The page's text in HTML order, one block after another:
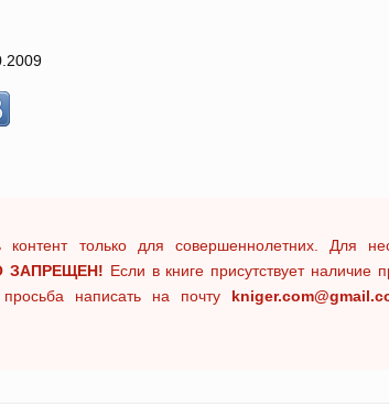
только для совершеннолетних. Для
ЗАПРЕЩЕН! Если в книге присутствует наличие
написать на почту